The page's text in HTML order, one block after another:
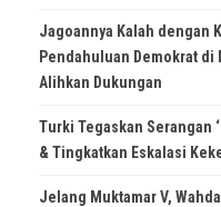
Jagoannya Kalah dengan
Pendahuluan Demokrat di
Alihkan Dukungan
Turki Tegaskan Serangan
& Tingkatkan Eskalasi
Jelang Muktamar V,